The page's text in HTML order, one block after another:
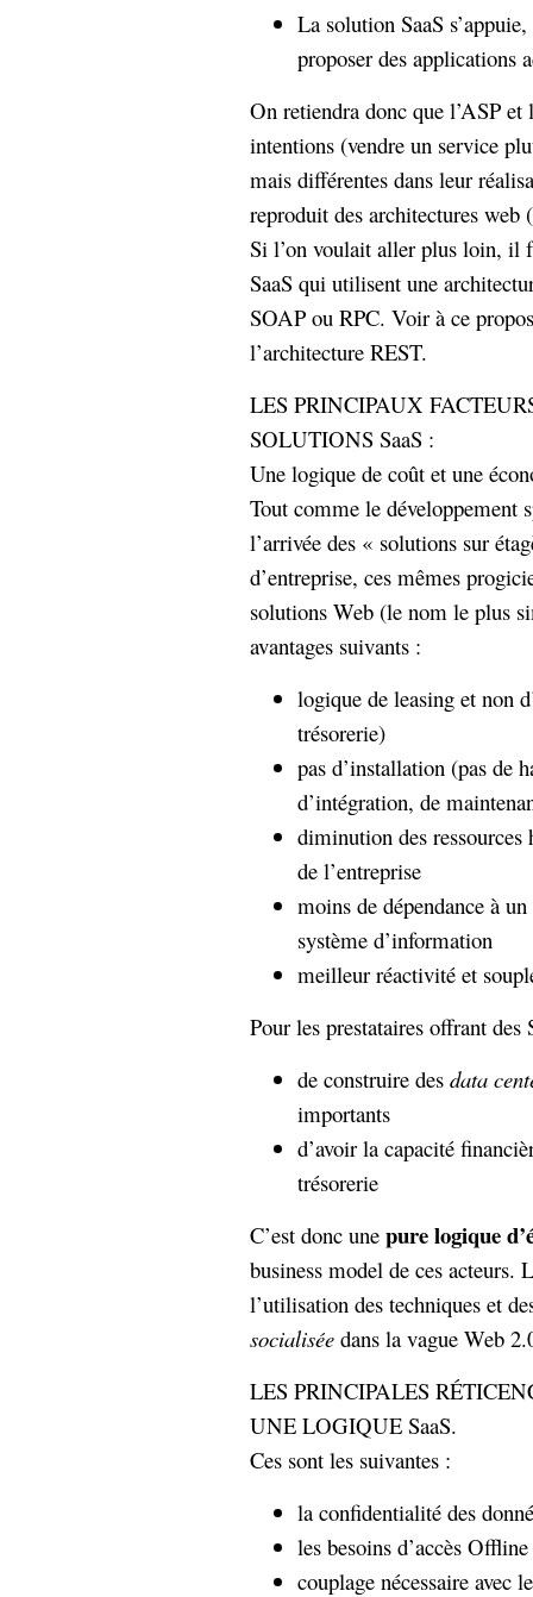
La solution SaaS
proposer des applications
On retiendra donc que l’ASP et
intentions (vendre un service
mais différentes dans leur
reproduit des architectures
Si l’on voulait aller plus loin, il
SaaS qui utilisent une
SOAP ou RPC. Voir à ce
l’architecture REST.
LES PRINCIPAUX
SOLUTIONS SaaS :
Une logique de coût et une
Tout comme le développement
l’arrivée des « solutions sur
d’entreprise, ces mêmes
solutions Web (le nom le plus
avantages suivants :
logique de leasing et non
trésorerie)
pas d’installation (pas de
d’intégration, de
diminution des ressources
de l’entreprise
moins de dépendance à
système d’information
meilleur réactivité et
Pour les prestataires offrant
de construire des data
importants
d’avoir la capacité
trésorerie
C’est donc une pure logique
business model de ces acteurs.
l’utilisation des techniques et
socialisée dans la vague Web
LES PRINCIPALES
UNE LOGIQUE SaaS.
Ces sont les suivantes :
la confidentialité des
les besoins d’accès Offline
couplage nécessaire avec